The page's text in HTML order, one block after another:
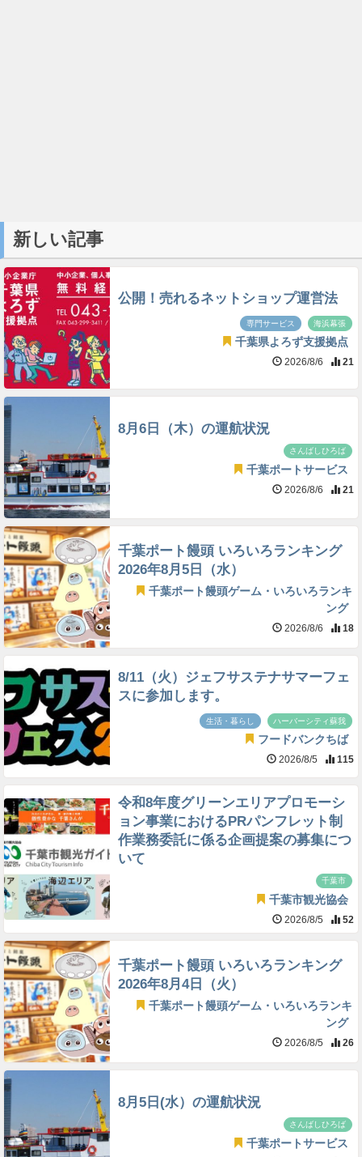
新しい記事
公開！売れるネットショップ運営法
専門サービス 海浜幕張
千葉県よろず支援拠点
2026/8/6 21
8月6日（木）の運航状況
さんばしひろば
千葉ポートサービス
2026/8/6 21
千葉ポート饅頭 いろいろランキング
2026年8月5日（水）
千葉ポート饅頭ゲーム・いろいろランキ
ング
2026/8/6 18
8/11（火）ジェフサステナサマーフェ
スに参加します。
生活・暮らし ハーバーシティ蘇我
フードバンクちば
2026/8/5 115
令和8年度グリーンエリアプロモーシ
ョン事業におけるPRパンフレット制
作業務委託に係る企画提案の募集につ
いて
千葉市
千葉市観光協会
2026/8/5 52
千葉ポート饅頭 いろいろランキング
2026年8月4日（火）
千葉ポート饅頭ゲーム・いろいろランキ
ング
2026/8/5 26
8月5日(水）の運航状況
さんばしひろば
千葉ポートサービス